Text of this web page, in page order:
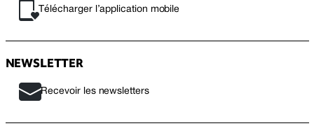
Télécharger l’application mobile
NEWSLETTER
Recevoir les newsletters